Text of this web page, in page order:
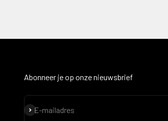
Abonneer je op onze nieuwsbrief
E-mailadres
Abonneren